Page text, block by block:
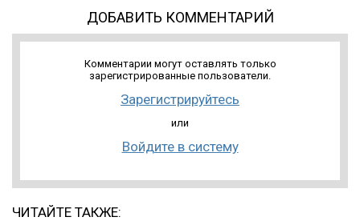
ДОБАВИТЬ КОММЕНТАРИЙ
Комментарии могут оставлять только
зарегистрированные пользователи.
Зарегистрируйтесь
или
Войдите в систему
ЧИТАЙТЕ ТАКЖЕ: